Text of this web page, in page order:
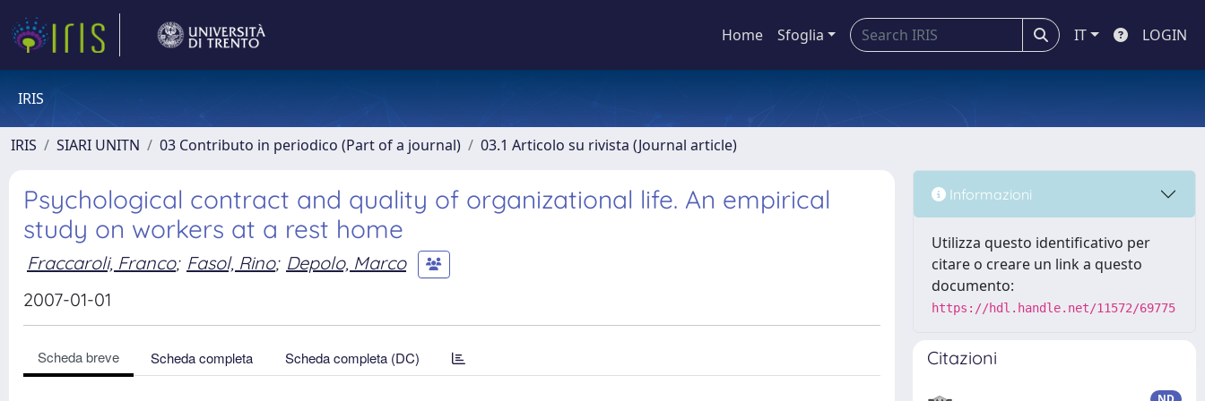
Home Sfoglia IT LOGIN
IRIS
IRIS SIARI UNITN 03 Contributo in periodico (Part of a journal) 03.1 Articolo su rivista (Journal article)
Psychological contract and quality of organizational life. An empirical
study on workers at a rest home
Fraccaroli, Franco; Fasol, Rino; Depolo, Marco
2007-01-01
Scheda breve Scheda completa Scheda completa (DC)
Informazioni
Utilizza questo identificativo per
citare o creare un link a questo
documento:
https://hdl.handle.net/11572/69775
Citazioni